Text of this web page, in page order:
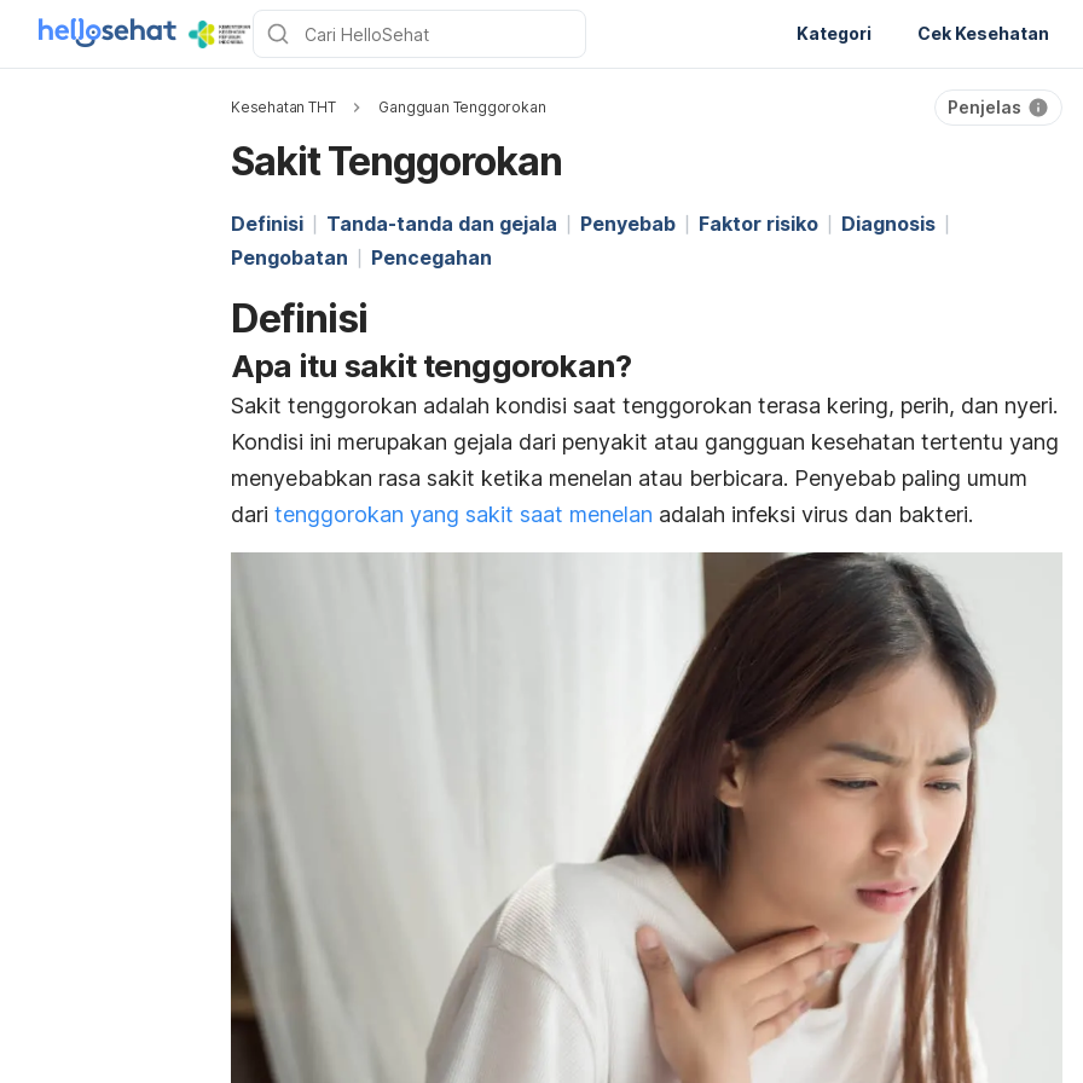
Kategori Cek Kesehatan
Kesehatan THT Gangguan Tenggorokan Penjelas
Sakit Tenggorokan
Definisi Tanda-tanda dan gejala Penyebab Faktor risiko
Diagnosis
Pengobatan
Pencegahan
Definisi
Apa itu sakit tenggorokan?
Sakit tenggorokan adalah kondisi saat tenggorokan terasa kering, perih, dan nyeri.
Kondisi ini merupakan gejala dari penyakit atau gangguan kesehatan tertentu yang
menyebabkan rasa sakit ketika menelan atau berbicara. Penyebab paling umum
dari tenggorokan yang sakit saat menelan adalah infeksi virus dan bakteri.